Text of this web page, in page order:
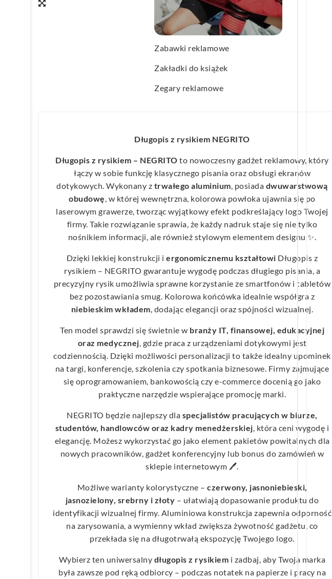
Wachlarze reklamowe
Wagi kuchenne
Zabawki reklamowe
Zakładki do książek
Zegary reklamowe
Długopis z rysikiem NEGRITO
Długopis z rysikiem – NEGRITO to nowoczesny gadżet reklamowy, który
łączy w sobie funkcję klasycznego pisania oraz obsługi ekranów
dotykowych. Wykonany z trwałego aluminium, posiada dwuwarstwową
obudowę, w której wewnętrzna, kolorowa powłoka ujawnia się po
laserowym grawerze, tworząc wyjątkowy efekt podkreślający logo Twojej
firmy. Takie rozwiązanie sprawia, że każdy nadruk staje się nie tylko
nośnikiem informacji, ale również stylowym elementem designu ✨.
Dzięki lekkiej konstrukcji iergonomicznemu kształtowi Długopis z
rysikiem – NEGRITO gwarantuje wygodę podczas długiego pisania, a
precyzyjny rysik umożliwia sprawne korzystanie ze smartfonów i tabletów
bez pozostawiania smug. Kolorowa końcówka idealnie współgra z
niebieskim wkładem, dodając elegancji oraz spójności wizualnej.
Ten model sprawdzi się świetnie w branży IT, finansowej, edukacyjnej
oraz medycznej, gdzie praca z urządzeniami dotykowymi jest
codziennością. Dzięki możliwości personalizacji to także idealny upominek
na targi, konferencje, szkolenia czy spotkania biznesowe. Firmy zajmujące
się oprogramowaniem, bankowością czy e-commerce docenią go jako
praktyczne narzędzie wspierające promocję marki.
NEGRITO będzie najlepszy dla specjalistów pracujących w biurze,
studentów, handlowców oraz kadry menedżerskiej, która ceni wygodę i
elegancję. Możesz wykorzystać go jako element pakietów powitalnych dla
nowych pracowników, gadżet konferencyjny lub bonus do zamówień w
sklepie internetowym 🖊️.
Możliwe warianty kolorystyczne – czerwony, jasnoniebieski,
jasnozielony, srebrny i złoty – ułatwiają dopasowanie produktu do
identyfikacji wizualnej firmy. Aluminiowa konstrukcja zapewnia odporność
na zarysowania, a wymienny wkład zwiększa żywotność gadżetu, co
przekłada się na długotrwałą ekspozycję Twojego logo.
Wybierz ten uniwersalny długopis z rysikiem i zadbaj, aby Twoja marka
była zawsze pod ręką odbiorcy – podczas notatek na papierze i pracy na